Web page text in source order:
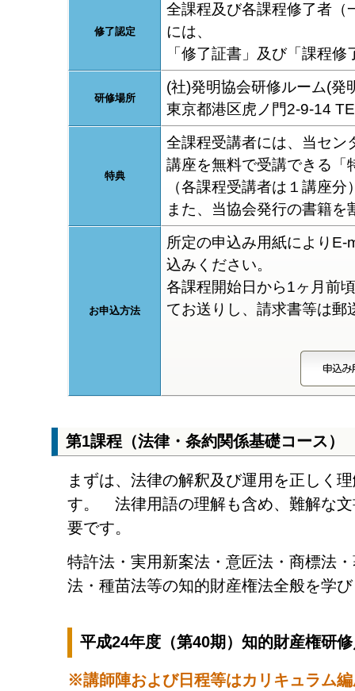
修了認定
全課程及び各課程修了者（
には、
「修了証書」及び「課程
研修場所
(社)発明協会研修ルーム(発
東京都港区虎ノ門2-9-14
特典
全課程受講者には、当セン
講座を無料で受講できる「
（各課程受講者は１講座
また、当協会発行の書籍を
お申込方法
所定の申込み用紙によりE-
込みください。
各課程開始日から1ヶ月前
てお送りし、請求書等は郵
第1課程（法律・条約関係基礎コース）
まずは、法律の解釈及び運用を正しく
す。 法律用語の理解も含め、難解な
要です。
特許法・実用新案法・意匠法・商標法
法・種苗法等の知的財産権法全般を学
平成24年度（第40期）知的財産権研
※講師陣および日程等はカリキュラム